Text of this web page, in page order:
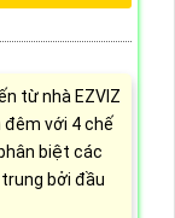
từ nhà EZVIZ
đêm với 4 chế
biệt các
bởi đầu